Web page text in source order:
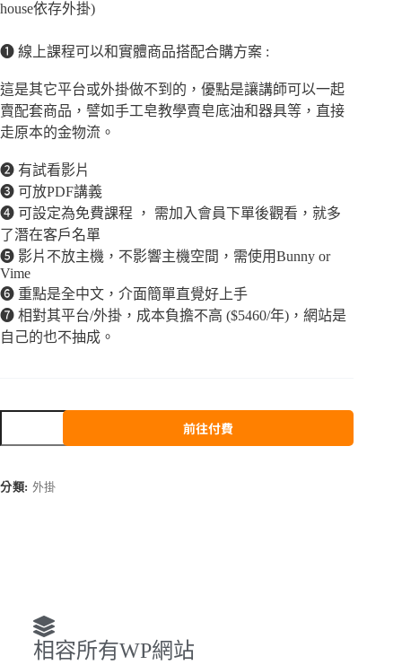
house依存外掛)
❶ 線上課程可以和實體商品搭配合購方案 :
這是其它平台或外掛做不到的，優點是讓講師可以一起
賣配套商品，譬如手工皂教學賣皂底油和器具等，直接
走原本的金物流。
❷ 有試看影片
❸ 可放PDF講義
❹ 可設定為免費課程 ， 需加入會員下單後觀看，就多
了潛在客戶名單
❺ 影片不放主機，不影響主機空間，需使用Bunny or
Vime
❻ 重點是全中文，介面簡單直覺好上手
❼ 相對其平台/外掛，成本負擔不高 ($5460/年)，網站是
自己的也不抽成。
前往付費
t分類: 外掛
相容所有WP網站